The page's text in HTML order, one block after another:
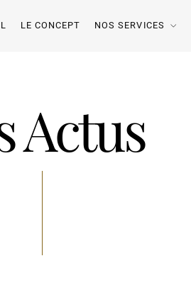
LE CONCEPT NOS SERVICES
Actus